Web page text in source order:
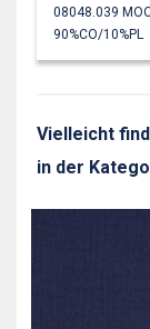
08048.039
90%CO/10%PL
Vielleicht
in der